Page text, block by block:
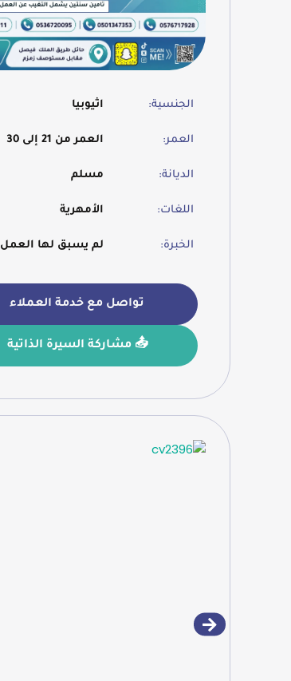
الجنسية: اثيوبيا
العمر: العمر من 21 إلى 30
الديانة: مسلم
اللغات: الأمهرية
الخبرة: لم يسبق لها العمل
تواصل مع خدمة العملاء
📤 مشاركة السيرة الذاتية